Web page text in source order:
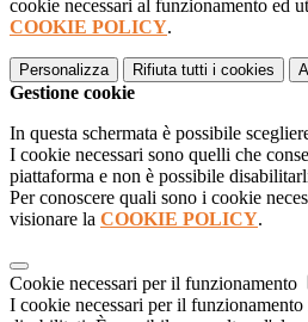
cookie necessari al funzionamento ed
COOKIE POLICY.
Personalizza Rifiuta tutti i cookies
Gestione cookie
In questa schermata è possibile
I cookie necessari sono quelli che
piattaforma e non è possibile
Per conoscere quali sono i cookie
visionare la COOKIE POLICY.
Cookie necessari per il funzionamento
I cookie necessari per il funzionamento